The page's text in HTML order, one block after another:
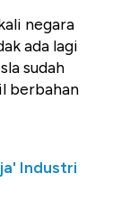
negara
ada lagi
sudah
berbahan
Industri